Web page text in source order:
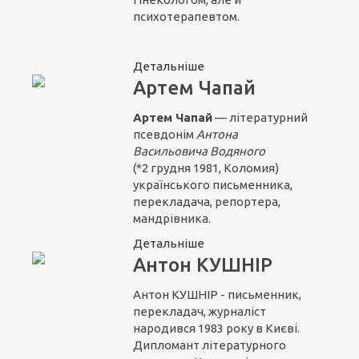
психотерапевтом.
Детальніше
Артем Чапай
Артем Чапай— літературний
псевдонім Антона
Васильовича Водяного
(*2 грудня 1981, Коломия)
українського письменника,
перекладача, репортера,
мандрівника.
Детальніше
Антон КУШНІР
Антон КУШНІР - письменник,
перекладач, журналіст
народився 1983 року в Києві.
Дипломант літературного